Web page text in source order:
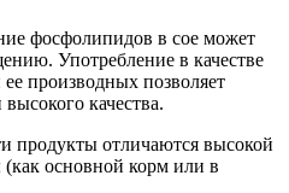
фосфолипидов в сое может
Употребление в качестве
производных позволяет
качества.
продукты отличаются высокой
основной корм или в